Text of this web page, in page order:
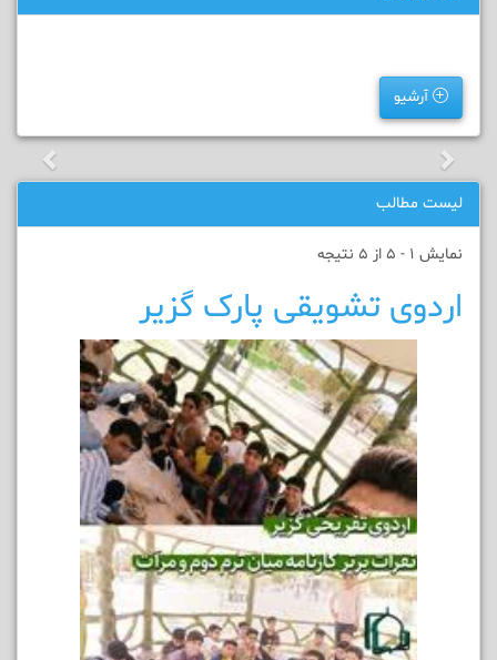
آرشیو
لیست مطالب
نمایش 1 - 5 از 5 نتیجه
اردوی تشویقی پارک گزیر